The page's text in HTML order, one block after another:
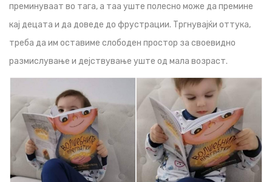
преминуваат во тага, а таа уште полесно може да премине
кај децата и да доведе до фрустрации. Тргнувајќи оттука,
треба да им оставиме слободен простор за своевидно
размислување и дејствување уште од мала возраст.